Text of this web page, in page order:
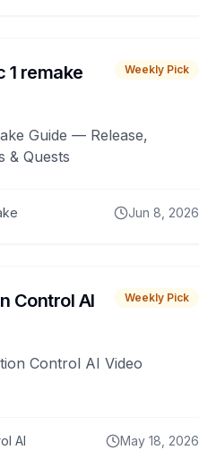
1 remake Weekly Pick
Guide — Release,
& Quests
Jun 8, 2026
Control AI Weekly Pick
Control AI Video
AI May 18, 2026